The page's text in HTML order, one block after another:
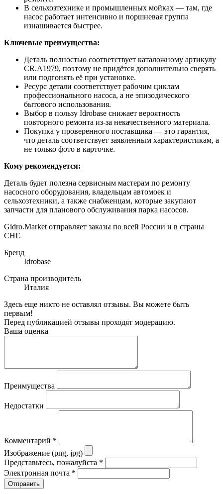
В сельхозтехнике и промышленных мойках — там, где
насос работает интенсивно и поршневая группа
изнашивается быстрее.
Ключевые преимущества:
Деталь полностью соответствует каталожному артикулу
CR.A1979, поэтому не придётся дополнительно сверять
или подгонять её при установке.
Ресурс детали соответствует рабочим циклам
профессионального насоса, а не эпизодического
бытового использования.
Выбор в пользу Idrobase снижает вероятность
повторного ремонта из-за некачественного материала.
Покупка у проверенного поставщика — это гарантия,
что деталь соответствует заявленным характеристикам, а
не только фото в карточке.
Кому рекомендуется:
Деталь будет полезна сервисным мастерам по ремонту
насосного оборудования, владельцам автомоек и
сельхозтехники, а также снабженцам, которые закупают
запчасти для планового обслуживания парка насосов.
Gidro.Market отправляет заказы по всей России и в страны
СНГ.
Бренд
Idrobase
Страна производитель
Италия
Здесь еще никто не оставлял отзывы. Вы можете быть
первым!
Перед публикацией отзывы проходят модерацию.
Ваша оценка
Преимущества
Недостатки
Комментарий *
Изображение (png, jpg)
Представьтесь, пожалуйста *
Электронная почта *
Отправить